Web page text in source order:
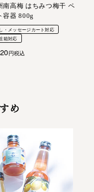
南高梅 はちみつ梅干 ペ
容器 800g
・メッセージカート対応
箱対応
税込
め